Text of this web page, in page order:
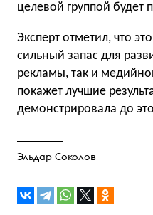
целевой группой будет
Эксперт отметил, что
сильный запас для
рекламы, так и
покажет лучшие
демонстрировала до
Эльдар Соколов